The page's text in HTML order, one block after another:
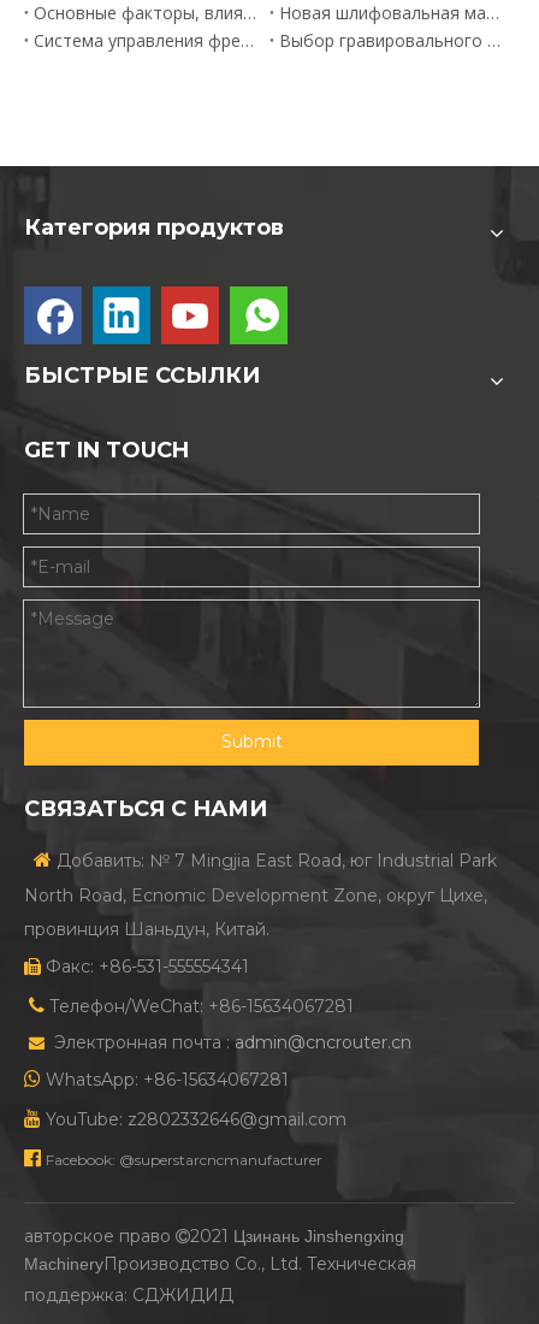
Основные факторы, влияющие на качество гравировки на гравировальном станке с ЧПУ
Новая шлифовальная машина 1300-8SL доставлена в Танзанию
Система управления фрезерным станком с ЧПУ по дереву — последнее руководство
Выбор гравировального станка
Категория продуктов
БЫСТРЫЕ ССЫЛКИ
GET IN TOUCH
Submit
СВЯЗАТЬСЯ С НАМИ
 Добавить: № 7 Mingjia East Road, юг Industrial Park
North Road, Ecnomic Development Zone, округ Цихе,
провинция Шаньдун, Китай.
 Факс: +86-531-555554341
 Телефон/WeChat: +86-15634067281
 Электронная почта : admin@cncrouter.cn
 WhatsApp: +86-15634067281
 YouTube: z2802332646@gmail.com
 Facebook: @superstarcncmanufacturer
авторское право 2021 Цзинань Jinshengxing
MachineryПроизводство Co., Ltd. Техническая
поддержка: СДЖИДИД